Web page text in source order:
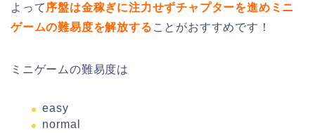
よって 序盤は金稼ぎに注力せずチャプターを進めミニ
ゲームの難易度を解放する ことがおすすめです！
ミニゲームの難易度は
easy
normal